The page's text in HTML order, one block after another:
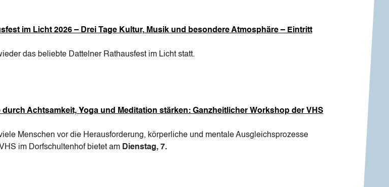
im Licht 2026 – Drei Tage Kultur, Musik und besondere Atmosphäre – Eintritt
das beliebte Dattelner Rathausfest im Licht statt.
durch Achtsamkeit, Yoga und Meditation stärken: Ganzheitlicher Workshop der VHS
Menschen vor die Herausforderung, körperliche und mentale Ausgleichsprozesse
im Dorfschultenhof bietet am Dienstag, 7.